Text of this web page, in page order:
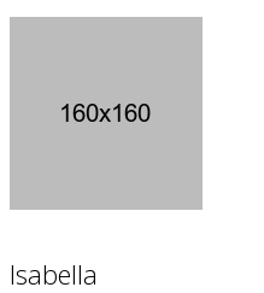
Isabella